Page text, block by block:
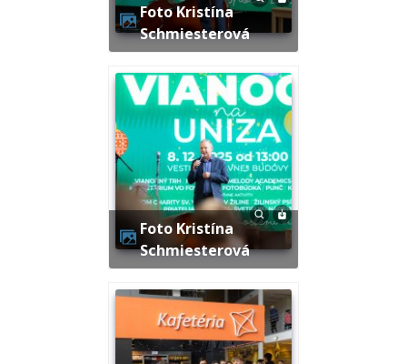
Foto Kristína
Schmiesterová
Foto Kristína
Schmiesterová